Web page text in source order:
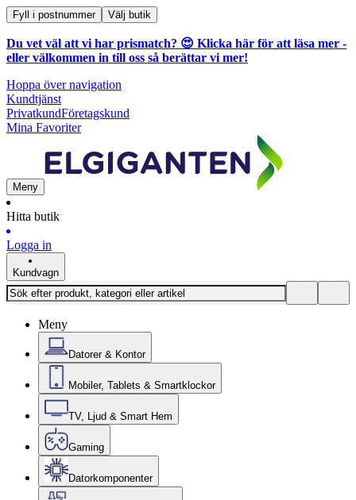
Fyll i postnummer Välj butik
Du vet väl att vi har prismatch? 😍 Klicka här för att läsa mer -
eller välkommen in till oss så berättar vi mer!
Hoppa över navigation
Kundtjänst
PrivatkundFöretagskund
Mina Favoriter
Meny
Hitta butik
Logga in
Kundvagn
Meny
Datorer & Kontor
Mobiler, Tablets & Smartklockor
TV, Ljud & Smart Hem
Gaming
Datorkomponenter